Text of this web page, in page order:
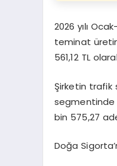
2026 yılı
teminat
561,12 TL
Şirketin
segmentinde
bin 575,27
Doğa